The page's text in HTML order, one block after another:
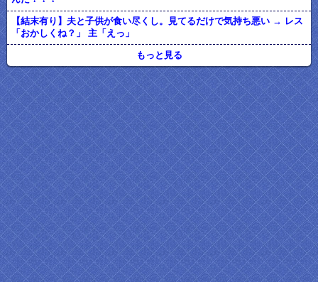
【結末有り】夫と子供が食い尽くし。見てるだけで気持ち悪い → レス
「おかしくね？」 主「えっ」
もっと見る